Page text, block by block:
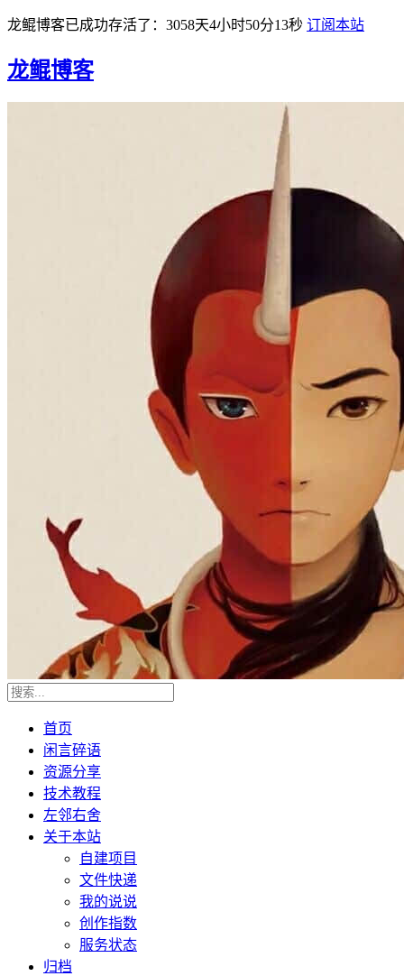
龙鲲博客已成功存活了：3058天4小时50分13秒 订阅本站
龙鲲博客
首页
闲言碎语
资源分享
技术教程
左邻右舍
关于本站
自建项目
文件快递
我的说说
创作指数
服务状态
归档